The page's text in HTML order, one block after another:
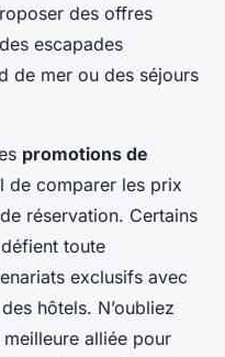
des offres
escapades
de mer ou des séjours
promotions de
de comparer les prix
réservation. Certains
toute
exclusifs avec
hôtels. N’oubliez
alliée pour